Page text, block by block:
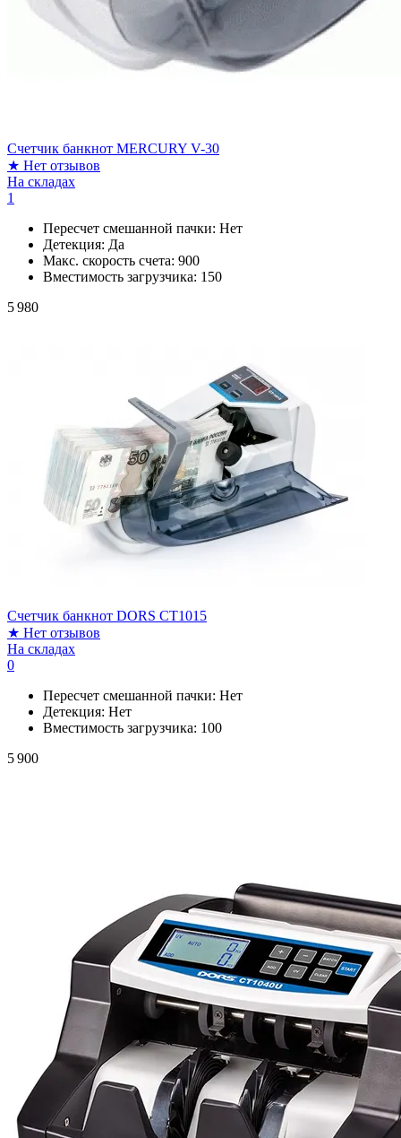
Счетчик банкнот MERCURY V-30
★ Нет отзывов
На складах
1
Пересчет смешанной пачки: Нет
Детекция: Да
Макс. скорость счета: 900
Вместимость загрузчика: 150
5 980
Счетчик банкнот DORS CT1015
★ Нет отзывов
На складах
0
Пересчет смешанной пачки: Нет
Детекция: Нет
Вместимость загрузчика: 100
5 900